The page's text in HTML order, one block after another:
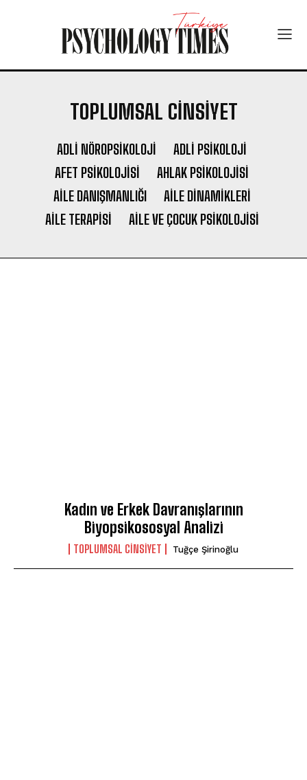
TOPLUMSAL CINSIYET
ADLI NÖROPSIKOLOJI
ADLI PSIKOLOJI
AFET PSIKOLOJISI
AHLAK PSIKOLOJISI
AILE DANIŞMANLIĞI
AILE DINAMIKLERI
AILE TERAPISI
AILE VE ÇOCUK PSIKOLOJISI
Kadın ve Erkek Davranışlarının
Biyopsikososyal Analizi
TOPLUMSAL CINSIYET Tuğçe Şirinoğlu